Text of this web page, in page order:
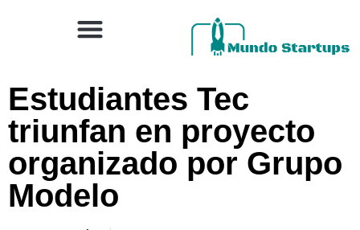
Estudiantes Tec
triunfan en proyecto
organizado por Grupo
Modelo